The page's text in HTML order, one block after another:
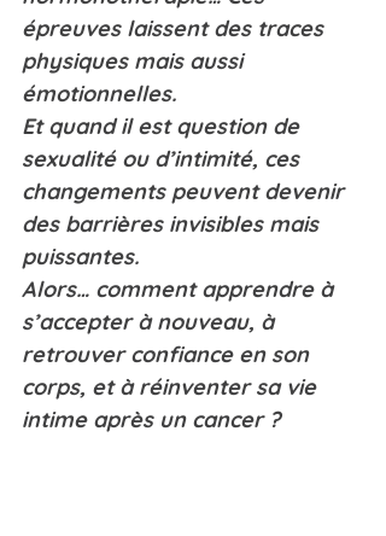
épreuves laissent des traces
physiques mais aussi
émotionnelles.
Et quand il est question de
sexualité ou d’intimité, ces
changements peuvent devenir
des barrières invisibles mais
puissantes.
Alors… comment apprendre à
s’accepter à nouveau, à
retrouver confiance en son
corps, et à réinventer sa vie
intime après un cancer ?